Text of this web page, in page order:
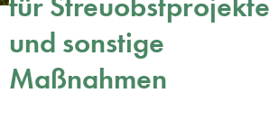
und sonstige
Maßnahmen